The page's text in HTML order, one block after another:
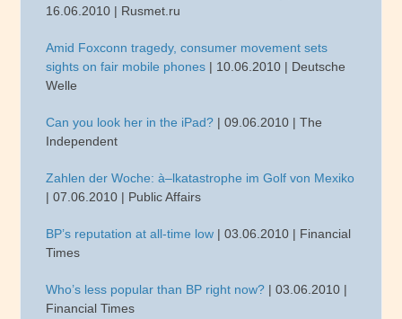
16.06.2010 | Rusmet.ru
Amid Foxconn tragedy, consumer movement sets
sights on fair mobile phones | 10.06.2010 | Deutsche
Welle
Can you look her in the iPad? | 09.06.2010 | The
Independent
Zahlen der Woche: à–lkatastrophe im Golf von Mexiko
| 07.06.2010 | Public Affairs
BP’s reputation at all-time low | 03.06.2010 | Financial
Times
Who’s less popular than BP right now? | 03.06.2010 |
Financial Times